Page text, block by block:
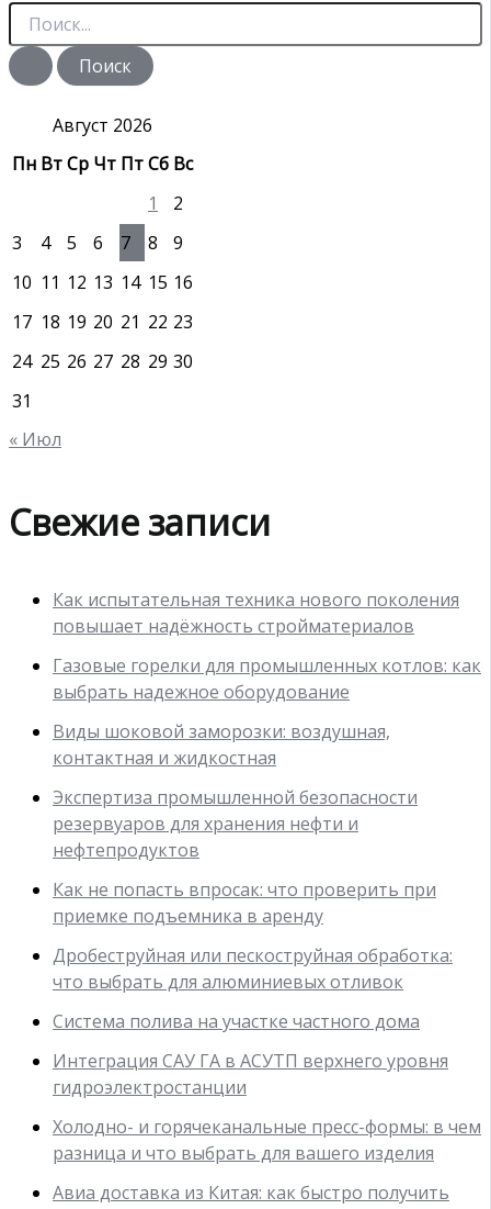
П
и
с
Август 2026
Пн ВтСр Чт ПтСб Вс
1
2
3
4 5 6 7 8
9
10 11 12 13 14 15 16
17 18 19 20 21 22 23
24 25 26 27 28 29 30
31
« Июл
Свежие записи
Как испытательная техника нового поколения
повышает надёжность стройматериалов
Газовые горелки для промышленных котлов: как
выбрать надежное оборудование
Виды шоковой заморозки: воздушная,
контактная и жидкостная
Экспертиза промышленной безопасности
резервуаров для хранения нефти и
нефтепродуктов
Как не попасть впросак: что проверить при
приемке подъемника в аренду
Дробеструйная или пескоструйная обработка:
что выбрать для алюминиевых отливок
Система полива на участке частного дома
Интеграция САУ ГА в АСУТП верхнего уровня
гидроэлектростанции
Холодно- и горячеканальные пресс-формы: в чем
разница и что выбрать для вашего изделия
Авиа доставка из Китая: как быстро получить